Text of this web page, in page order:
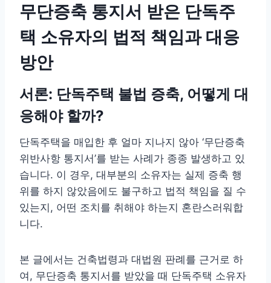
무단증축 통지서 받은 단독주
택 소유자의 법적 책임과 대응
방안
서론: 단독주택 불법 증축, 어떻게 대
응해야 할까?
단독주택을 매입한 후 얼마 지나지 않아 ‘무단증축
위반사항 통지서’를 받는 사례가 종종 발생하고 있
습니다. 이 경우, 대부분의 소유자는 실제 증축 행
위를 하지 않았음에도 불구하고 법적 책임을 질 수
있는지, 어떤 조치를 취해야 하는지 혼란스러워합
니다.
본 글에서는 건축법령과 대법원 판례를 근거로 하
여, 무단증축 통지서를 받았을 때 단독주택 소유자